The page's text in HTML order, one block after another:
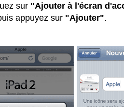
sur "Ajouter à l'écran
appuyez sur "Ajouter".